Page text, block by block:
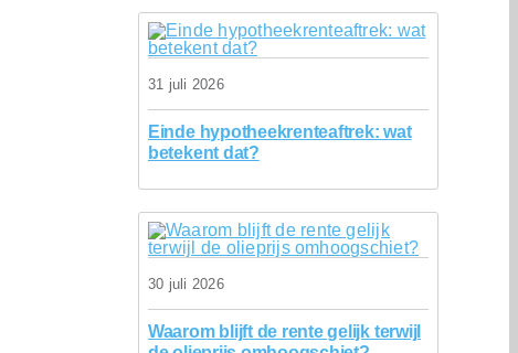
31 juli 2026
Einde hypotheekrenteaftrek: wat
betekent dat?
30 juli 2026
Waarom blijft de rente gelijk terwijl